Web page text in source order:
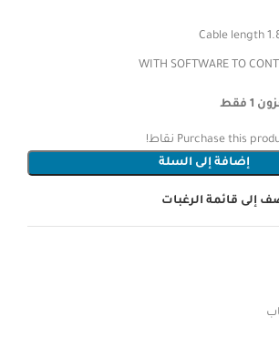
Cable length
WITH SOFTWARE TO
فقط
Purchase this نقاط!
إضافة إلى السلة
إلى قائمة الرغبات